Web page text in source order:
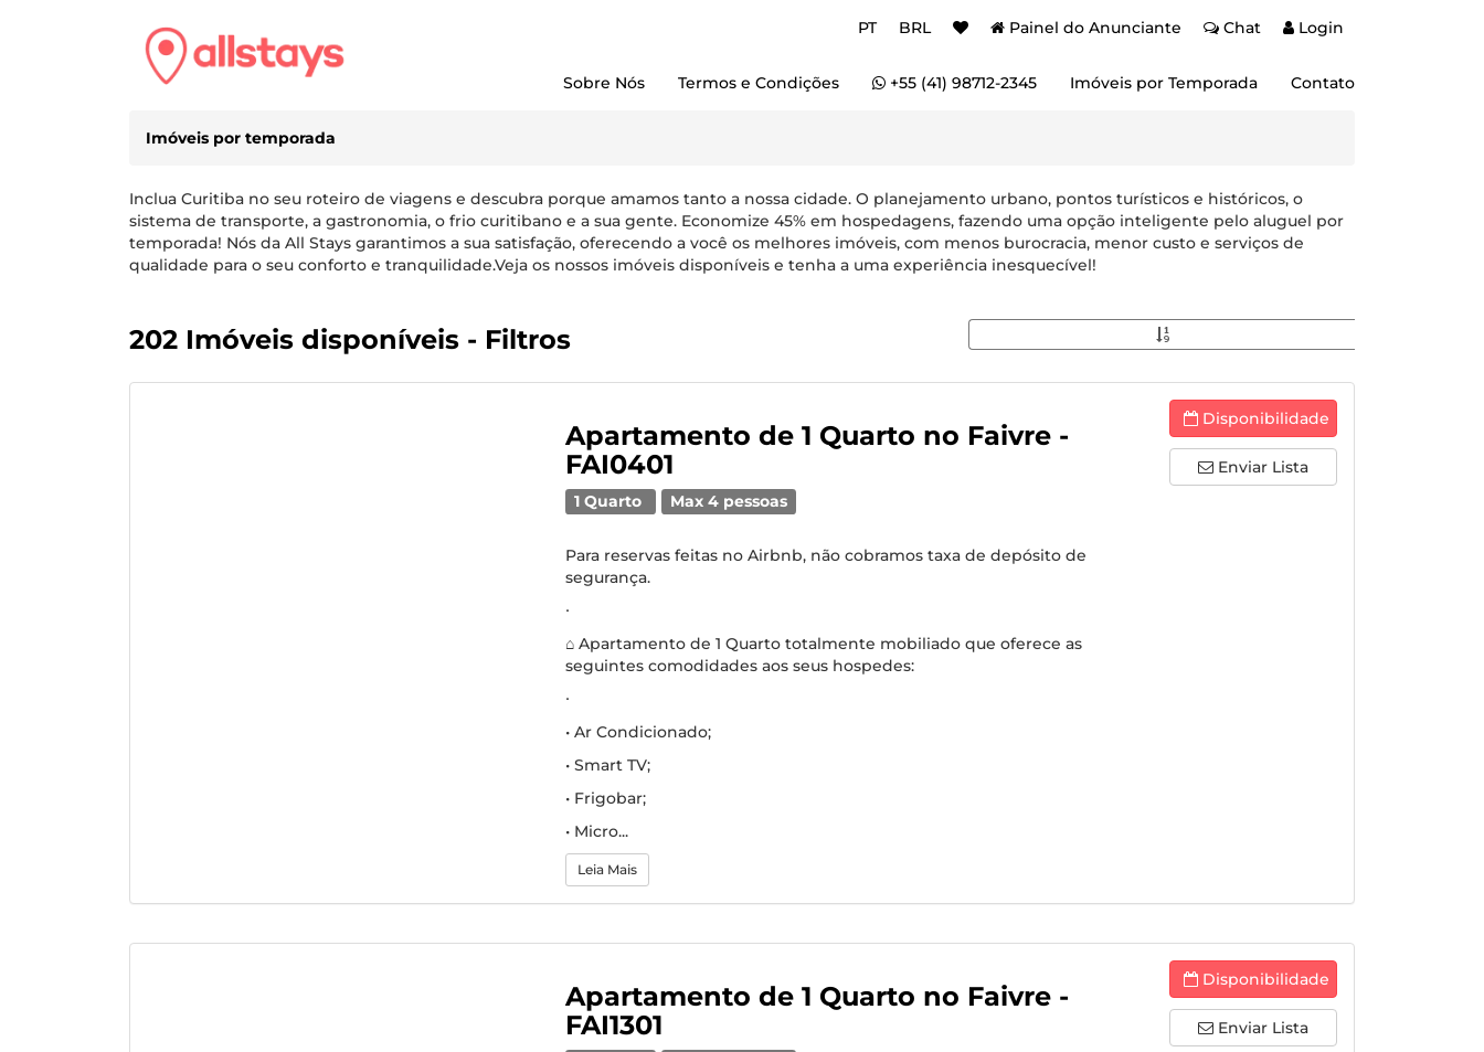
PT BRL Painel do Anunciante Chat Login
Sobre Nós Termos e Condições +55 (41) 98712-2345 Imóveis por Temporada Contato
Imóveis por temporada
Inclua Curitiba no seu roteiro de viagens e descubra porque amamos tanto a nossa cidade. O planejamento urbano, pontos turísticos e históricos, o
sistema de transporte, a gastronomia, o frio curitibano e a sua gente. Economize 45% em hospedagens, fazendo uma opção inteligente pelo aluguel por
temporada! Nós da All Stays garantimos a sua satisfação, oferecendo a você os melhores imóveis, com menos burocracia, menor custo e serviços de
qualidade para o seu conforto e tranquilidade.Veja os nossos imóveis disponíveis e tenha a uma experiência inesquecível!
202 Imóveis disponíveis - Filtros
Apartamento de 1 Quarto no Faivre -
FAI0401
1 Quarto Max 4 pessoas
Para reservas feitas no Airbnb, não cobramos taxa de depósito de
segurança.
∙
⌂ Apartamento de 1 Quarto totalmente mobiliado que oferece as
seguintes comodidades aos seus hospedes:
∙
• Ar Condicionado;
• Smart TV;
• Frigobar;
• Micro...
Leia Mais
Disponibilidade
Enviar Lista
Apartamento de 1 Quarto no Faivre -
FAI1301
Disponibilidade
Enviar Lista